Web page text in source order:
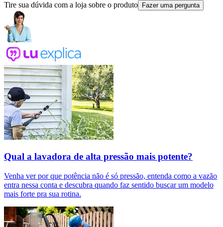
Tire sua dúvida com a loja sobre o produto Fazer uma pergunta
Qual a lavadora de alta pressão mais potente?
Venha ver por que potência não é só pressão, entenda como a vazão
entra nessa conta e descubra quando faz sentido buscar um modelo
mais forte pra sua rotina.